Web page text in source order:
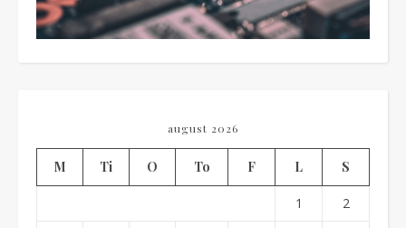
august 2026
M Ti O To F L S
1 2